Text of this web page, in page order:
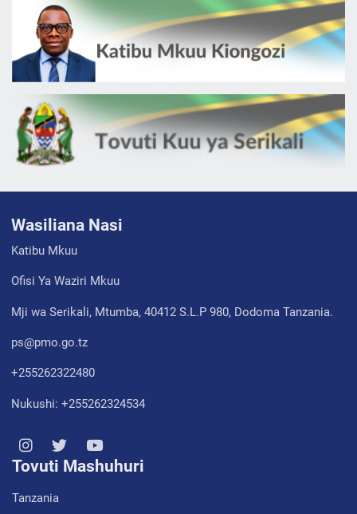
Wasiliana Nasi
Katibu Mkuu
Ofisi Ya Waziri Mkuu
Mji wa Serikali, Mtumba, 40412 S.L.P 980, Dodoma Tanzania.
ps@pmo.go.tz
+255262322480
Nukushi: +255262324534
Tovuti Mashuhuri
Tanzania